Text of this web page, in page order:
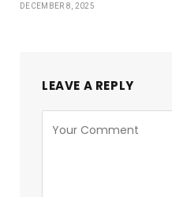
DECEMBER 8, 2025
LEAVE A REPLY